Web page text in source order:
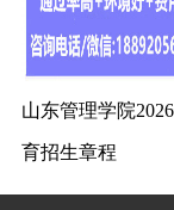
山东管理学院
育招生章程